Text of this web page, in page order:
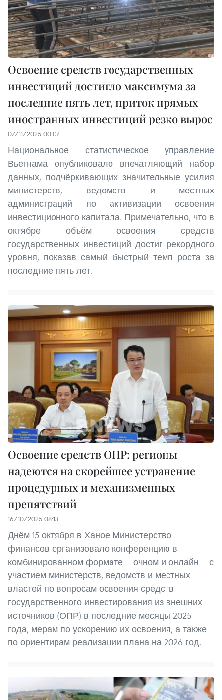
Освоение средств государственных
инвестиций достигло максимума за
последние пять лет, приток прямых
иностранных инвестиций резко вырос
07/11/2025 00:07
Национальное статистическое управление
Вьетнама опубликовало впечатляющий набор
данных, подчёркивающих значительные усилия
министерств, ведомств и местных
администраций по активизации освоения
инвестиционного капитала. Примечательно, что в
октябре объём освоения средств
государственных инвестиций достиг рекордного
уровня, показав самый быстрый темп роста за
последние пять лет.
Освоение средств ОПР: регионы
надеются на скорейшее устранение
процедурных и механизменных
препятствий
16/10/2025 08:13
Днём 15 октября в Ханое Министерство
финансов организовало конференцию в
комбинированном формате — очном и онлайн — с
участием министерств, ведомств и местных
властей по вопросам освоения средств
государственного инвестирования из внешних
источников (ОПР) в последние месяцы 2025
года, мерам по ускорению их освоения, а также
по ориентирам реализации плана на 2026 год.